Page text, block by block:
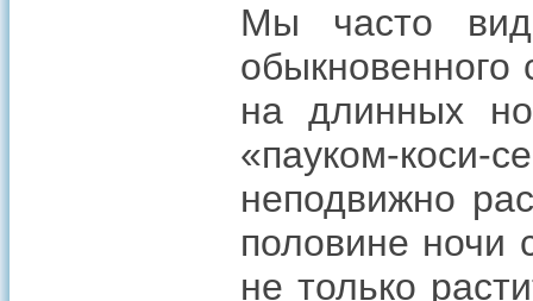
Мы часто
обыкновенного
на длинных
«пауком-коси-
неподвижно
половине ночи
не только